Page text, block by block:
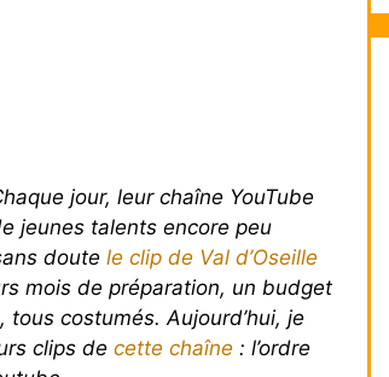
jour, leur chaîne YouTube
jeunes talents encore peu
doute le clip de Val d’Oseille
mois de préparation, un budget
costumés. Aujourd’hui, je
clips de cette chaîne : l’ordre